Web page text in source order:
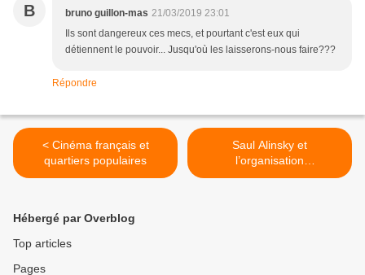
B bruno guillon-mas 21/03/2019 23:01
Ils sont dangereux ces mecs, et pourtant c'est eux qui
détiennent le pouvoir... Jusqu'où les laisserons-nous faire???
Répondre
< Cinéma français et
quartiers populaires
Saul Alinsky et
l’organisation
communautaire >
Hébergé par Overblog
Top articles
Pages